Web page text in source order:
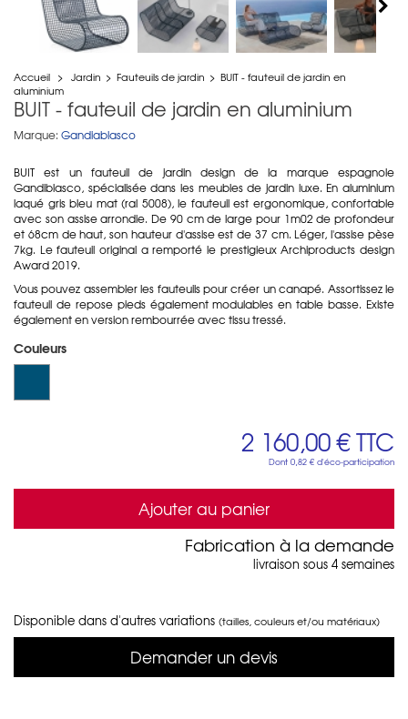
Accueil > Jardin > Fauteuils de jardin > BUIT - fauteuil de jardin en
aluminium
BUIT - fauteuil de jardin en aluminium
Marque: Gandiablasco
BUIT est un fauteuil de jardin design de la marque espagnole
Gandiblasco, spécialisée dans les meubles de jardin luxe. En aluminium
laqué gris bleu mat (ral 5008), le fauteuil est ergonomique, confortable
avec son assise arrondie. De 90 cm de large pour 1m02 de profondeur
et 68cm de haut, son hauteur d'assise est de 37 cm. Léger, l'assise pèse
7kg. Le fauteuil original a remporté le prestigieux Archiproducts design
Award 2019.
Vous pouvez assembler les fauteuils pour créer un canapé. Assortissez le
fauteuil de repose pieds également modulables en table basse. Existe
également en version rembourrée avec tissu tressé.
Couleurs
2 160,00 €TTC
Dont 0,82 € d'éco-participation
Ajouter au panier
Fabrication à la demande
livraison sous 4 semaines
Disponible dans d'autres variations (tailles, couleurs et/ou matériaux)
Demander un devis